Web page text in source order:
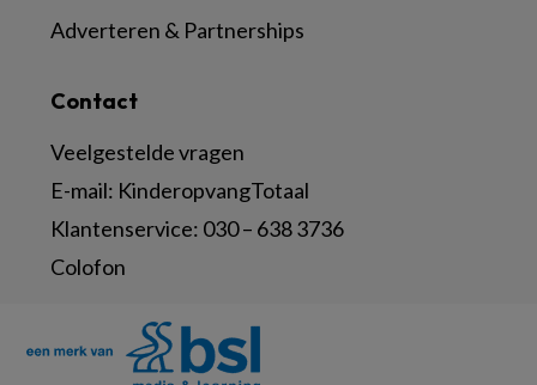
Contact
Veelgestelde vragen
E-mail: KinderopvangTotaal
Klantenservice: 030 – 638 3736
Colofon
Adverteren & Partnerships